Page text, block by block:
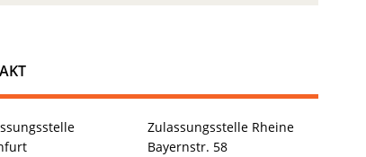
Zulassungsstelle Rheine
Bayernstr. 58